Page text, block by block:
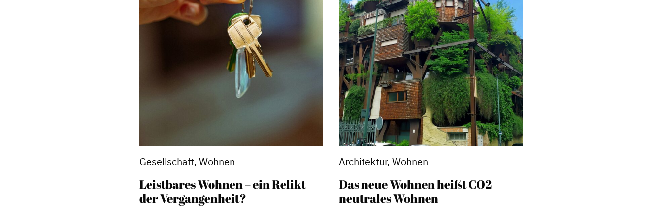
Gesellschaft, Wohnen
Leistbares Wohnen – ein Relikt
der Vergangenheit?
Architektur, Wohnen
Das neue Wohnen heißt CO2
neutrales Wohnen